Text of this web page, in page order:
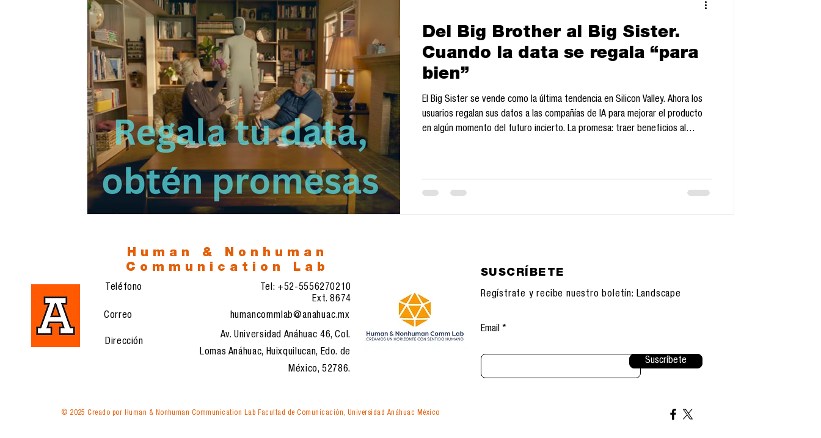
Ética de la Comunicación Investigación H&NhCL CICA/Sintaxis Revista ComA Observatorio Software del mes Cursos
Casos de estudio Novedades Podcast Video Informes de investigación
Análisis de tendencias
Del Big Brother al Big Sister.
Cuando la data se regala “para
bien”
El Big Sister se vende como la última tendencia en Silicon Valley. Ahora los
usuarios regalan sus datos a las compañías de IA para mejorar el producto
en algún momento del futuro incierto. La promesa: traer beneficios al
Human & Nonhuman
Communication Lab
Teléfono
Tel: +52-5556270210
Ext. 8674
humancommlab@anahuac.mx
Av. Universidad Anáhuac 46, Col.
Lomas Anáhuac, Huixquilucan, Edo. de
México, 52786.
Correo
Dirección
SUSCRÍBETE
Regístrate y recibe nuestro boletín: Landscape
Email
Suscríbete
© 2025 Creado por Human & Nonhuman Communication Lab Facultad de Comunicación, Universidad Anáhuac México